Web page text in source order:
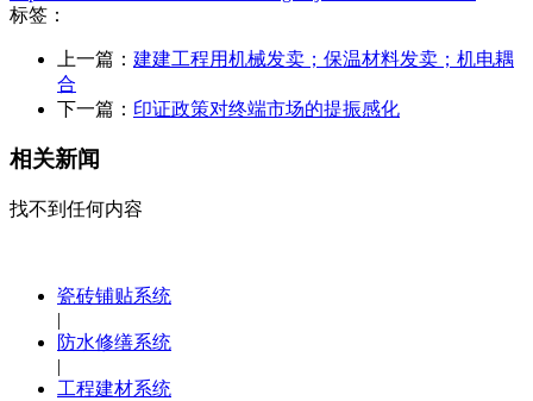
标签：
上一篇： 建建工程用机械发卖；保温材料发卖；机电耦
合
下一篇： 印证政策对终端市场的提振感化
相关新闻
找不到任何内容
瓷砖铺贴系统
|
防水修缮系统
|
工程建材系统